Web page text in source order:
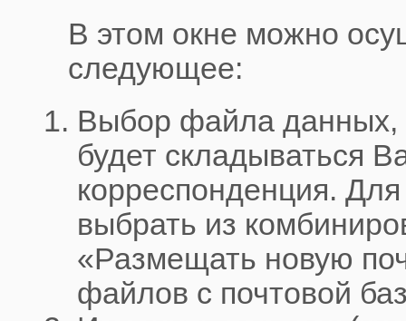
В этом окне можно
следующее:
Выбор файла данных,
будет складываться
корреспонденция.
выбрать из
«Размещать новую
файлов с почтовой